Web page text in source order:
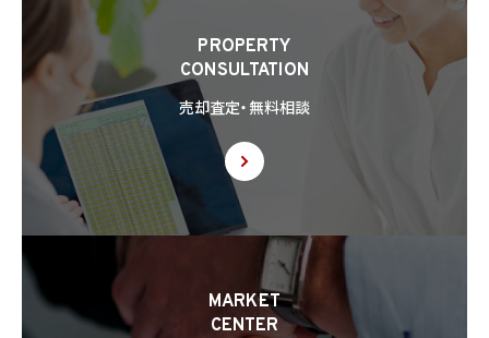
PROPERTY
CONSULTATION
売却査定・無料相談
MARKET
CENTER